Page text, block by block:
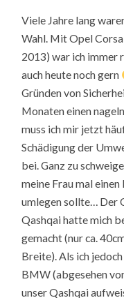
Viele Jahre lang
Wahl. Mit Opel
2013) war ich immer
auch heute noch gern
Gründen von
Monaten einen
muss ich mir jetzt
Schädigung der
bei. Ganz zu
meine Frau mal
umlegen sollte… Der
Qashqai hatte mich
gemacht (nur ca.
Breite). Als ich
BMW (abgesehen
unser Qashqai